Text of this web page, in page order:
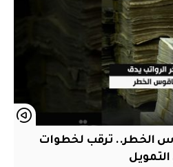
الخطر.. ترقب لخطوات